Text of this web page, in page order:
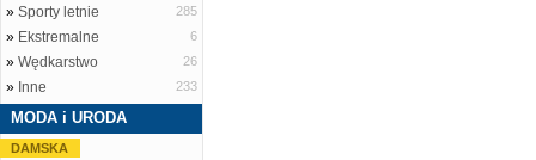
» Sporty letnie 285
» Ekstremalne 6
» Wędkarstwo 26
» Inne 233
MODA i URODA
DAMSKA